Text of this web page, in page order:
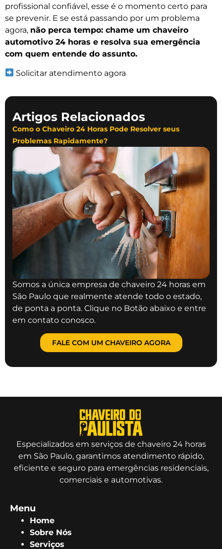
Artigos Relacionados
Como o Chaveiro 24 Horas Pode Resolver seus
Problemas Rapidamente?
Somos a única empresa de chaveiro 24 horas em
São Paulo que realmente atende todo o estado,
de ponta a ponta. Clique no Botão abaixo e entre
em contato conosco.
FALE COM UM CHAVEIRO AGORA
profissional confiável, esse é o momento certo para
se prevenir. E se está passando por um problema
agora, não perca tempo: chame um chaveiro
automotivo 24 horas e resolva sua emergência
com quem entende do assunto.
Solicitar atendimento agora
Especializados em serviços de chaveiro 24 horas
em São Paulo, garantimos atendimento rápido,
eficiente e seguro para emergências residenciais,
comerciais e automotivas.
Menu
Home
Sobre Nós
Serviços